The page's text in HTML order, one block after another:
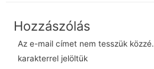
Az e-mail címet nem tesszük közzé.
karakterrel jelöltük